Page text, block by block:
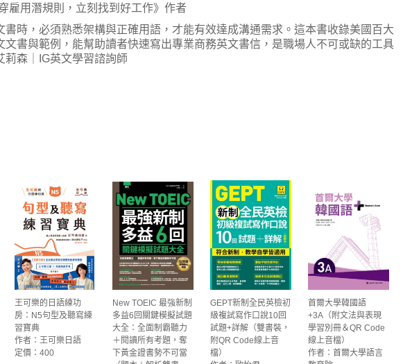
雇用潛規則，立刻找到好工作》作者
書時，必須熟悉架構與正確用語，才能有效達成溝通需求。這本書收錄美國百大
文書與範例，能幫助讀者快速寫出專業商務英文書信，是職場人不可或缺的工具
莉森｜IG英文學習諮詢師
王可樂的日語練功
房：N5句型及聽寫練
習寶典
作者：王可樂日語
定價：400
New TOEIC 最強新制
多益6回關鍵模擬試題
大全：全面制霸聽力
＋閱讀所有考題，奪
下黃金證書勢不可當
GEPT新制全民英檢初
級複試寫作口說10回
試題+詳解（雙書裝，
附QR Code線上音
檔）
首爾大學韓國語
+3A（附文法與表現
學習別冊＆QR Code
線上音檔）
作者：首爾大學語言